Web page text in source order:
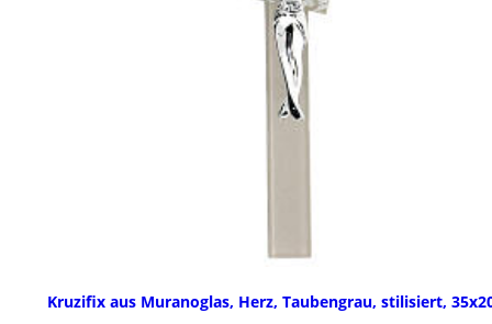
Kruzifix aus Muranoglas, Herz, Taubengrau, stilisiert,